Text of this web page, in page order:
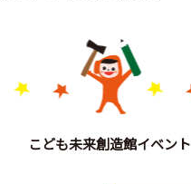
お知らせこども未来創造館イベント